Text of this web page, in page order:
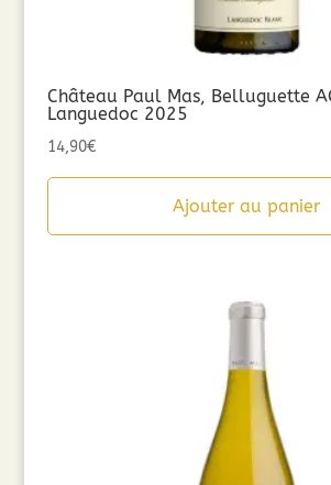
Château Paul Mas, Belluguette
Languedoc 2025
14,90€
Ajouter au panier